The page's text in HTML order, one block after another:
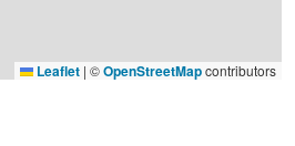
Leaflet | ©OpenStreetMapcontributors